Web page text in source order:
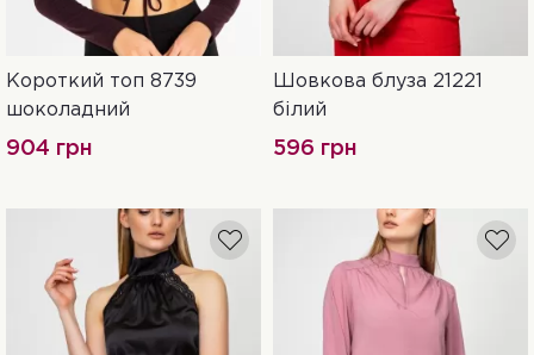
42 44 46
Короткий топ 8739
шоколадний
904 грн
42 44 46
Шовкова блуза 21221
білий
596 грн